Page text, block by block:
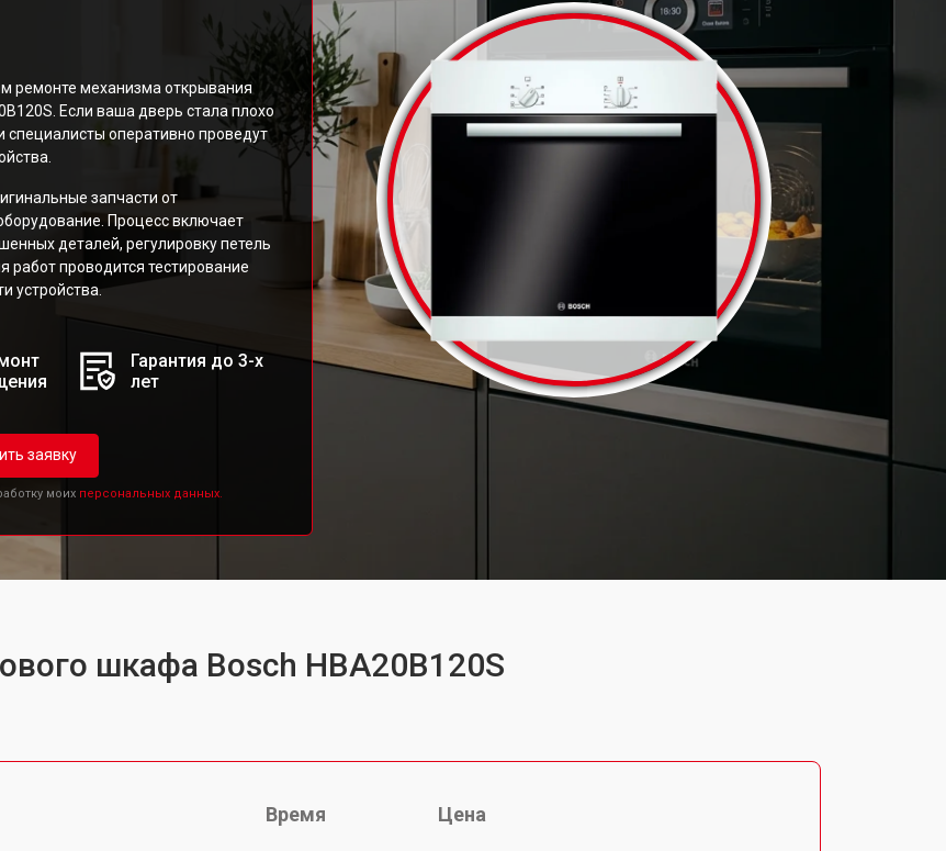
ремонте механизма открывания
Если ваша дверь стала плохо
специалисты оперативно проведут
запчасти от
Процесс включает
деталей, регулировку петель
проводится тестирование
устройства.
Гарантия до 3-х
лет
заявку
моих персональных данных.
шкафа Bosch HBA20B120S
Время Цена